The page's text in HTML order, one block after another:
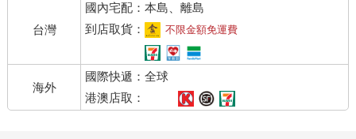
台灣
國內宅配：本島、離島
到店取貨：
不限金額免運費
海外
國際快遞：全球
港澳店取：